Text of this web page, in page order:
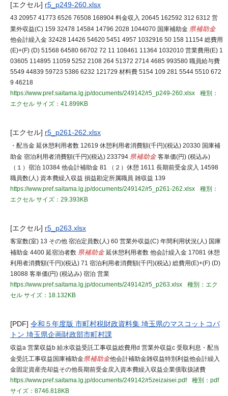
[エクセル] r5_p249-260.xlsx
43 20957 41773 6526 76508 168904 料金収入 20645 162592 312 6312 営
業外収益(C) 159 32478 14584 14796 2028 1044070 国庫補助金 県補助金
他会計繰入金 32428 14426 54620 5451 4957 1032916 50 158 11154 総費用
(E)+(F) (D) 51568 64580 66702 72 11 108461 11364 1032010 営業費用(E) 1
03605 114895 11059 5252 2108 264 51372 2714 4685 993580 職員給与費
5549 44839 59723 5386 6232 121729 材料費 5154 109 281 5544 5510 672
9 46218
https://www.pref.saitama.lg.jp/documents/249142/r5_p249-260.xlsx
種別：
エクセル サイズ：41.899KB
[エクセル] r5_p261-262.xlsx
・配当金 延休憩利用者数 12619 休憩利用者消費額(千円)(税込) 20330 国庫補
助金 宿泊利用者消費額(千円)(税込) 233794 県補助金 客単価(円) (税込み)
（１）宿泊 10384 他会計補助金 81 （２）休憩 1611 長期前受金戻入 14598
職員数(人) 資本費繰入収益 損益勘定所属職員 雑収益 139
https://www.pref.saitama.lg.jp/documents/249142/r5_p261-262.xlsx
種別：
エクセル サイズ：29.393KB
[エクセル] r5_p263.xlsx
客室数(室) 13 その他 宿泊定員数(人) 60 営業外収益(C) 年間利用状況(人) 国庫
補助金 4400 延宿泊者数 県補助金 延休憩利用者数 他会計繰入金 17081 休憩
利用者消費額(千円)(税込) 71 宿泊利用者消費額(千円)(税込) 総費用(E)+(F) (D)
18088 客単価(円) (税込み) 宿泊 営業
https://www.pref.saitama.lg.jp/documents/249142/r5_p263.xlsx
種別：エク
セル サイズ：18.132KB
[PDF] 令和５年度版 市町村税財政資料集 埼玉県のマスコットコバ
トン 埼玉県企画財政部市町村課
収益a 営業収益b 給水収益受託工事収益総費用d 営業外収益c 受取利息・配当
金受託工事収益国庫補助金県補助金他会計補助金雑収益特別利益他会計繰入
金固定資産売却益その他長期前受金戻入資本費繰入収益企業債取扱諸費
https://www.pref.saitama.lg.jp/documents/249142/r5zeizaisei.pdf
種別：pdf
サイズ：8746.818KB